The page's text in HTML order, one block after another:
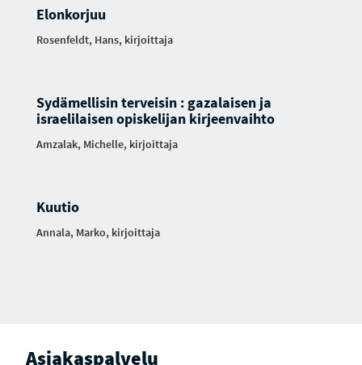
Elonkorjuu
Rosenfeldt, Hans, kirjoittaja
Sydämellisin terveisin : gazalaisen ja
israelilaisen opiskelijan kirjeenvaihto
Amzalak, Michelle, kirjoittaja
Kuutio
Annala, Marko, kirjoittaja
Asiakaspalvelu